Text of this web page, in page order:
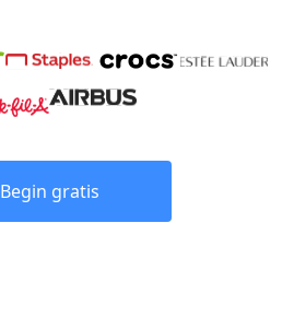
Begin gratis